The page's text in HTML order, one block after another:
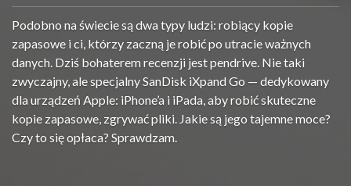
Podobno na świecie są dwa typy ludzi: robiący kopie
zapasowe i ci, którzy zaczną je robić po utracie ważnych
danych. Dziś bohaterem recenzji jest pendrive. Nie taki
zwyczajny, ale specjalny SanDisk iXpand Go — dedykowany
dla urządzeń Apple: iPhone’a i iPada, aby robić skuteczne
kopie zapasowe, zgrywać pliki. Jakie są jego tajemne moce?
Czy to się opłaca? Sprawdzam.